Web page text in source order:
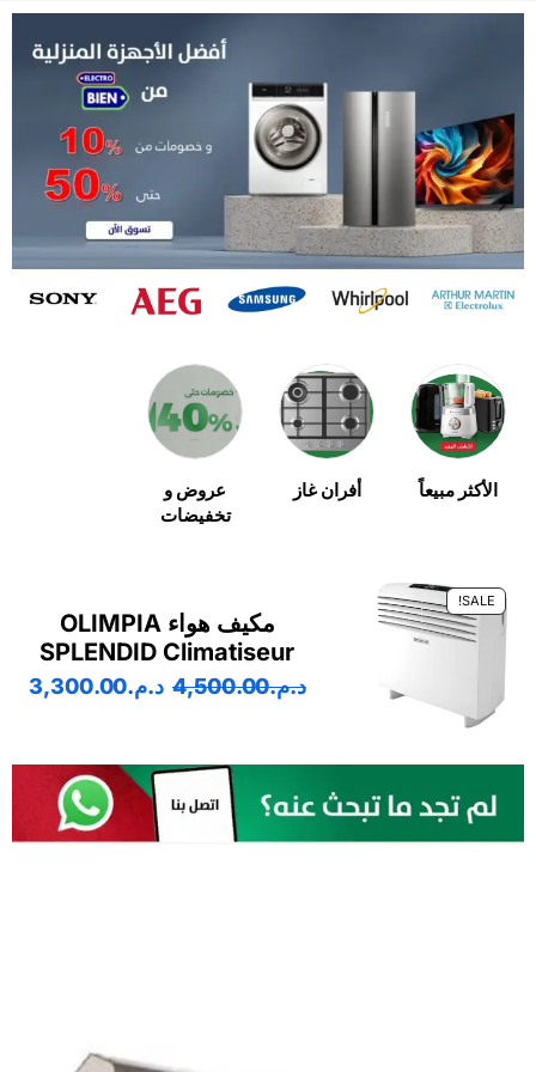
الأكثر مبيعاً أفران غاز
عروض و
تخفيضات
SALE!
مكيف هواء OLIMPIA
SPLENDID Climatiseur
د.م.4,500.00 د.م.3,300.00